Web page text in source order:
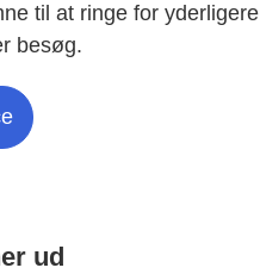
til at ringe for yderligere
besøg.
ud